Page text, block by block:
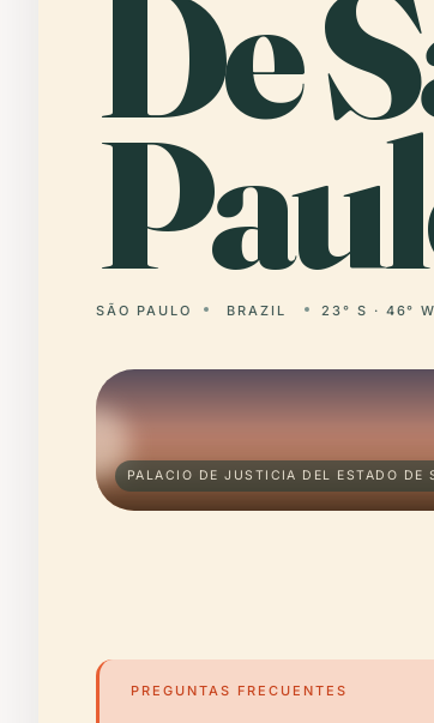
De
SÃO PAULO BRAZIL 23° S · 46° W
PALACIO DE JUSTICIA DEL ESTADO DE
PREGUNTAS FRECUENTES